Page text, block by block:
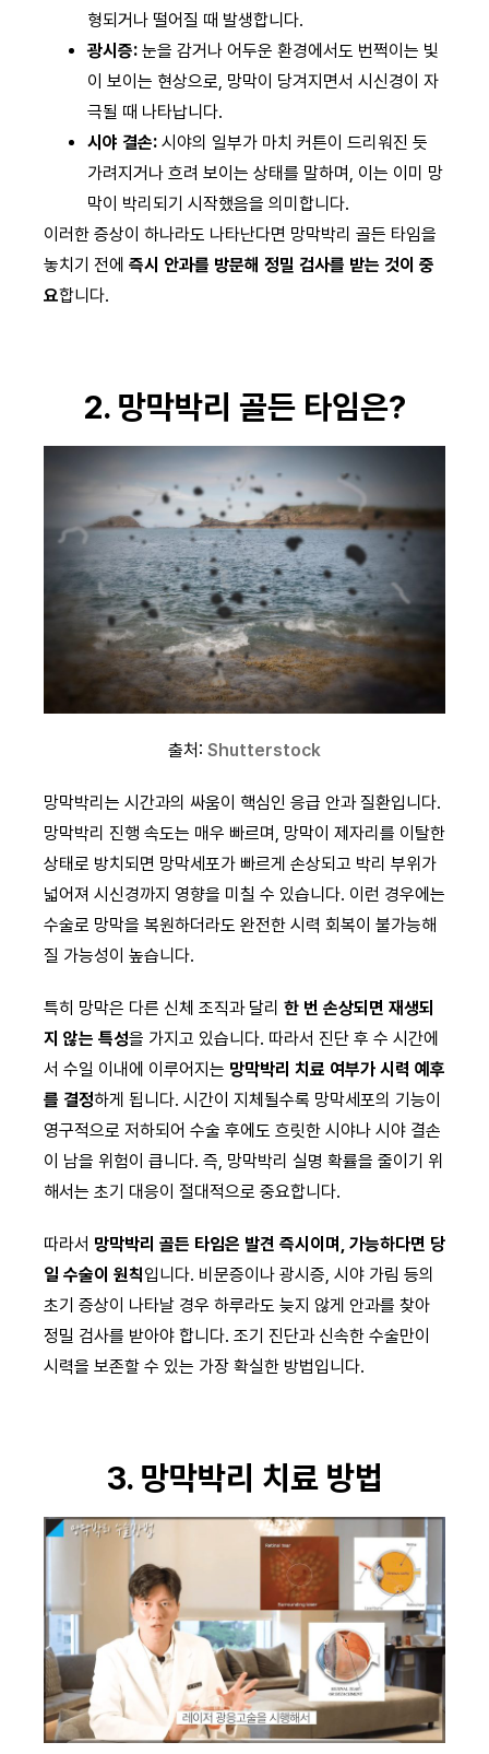
형되거나 떨어질 때 발생합니다.
광시증: 눈을 감거나 어두운 환경에서도 번쩍이는 빛
이 보이는 현상으로, 망막이 당겨지면서 시신경이 자
극될 때 나타납니다.
시야 결손: 시야의 일부가 마치 커튼이 드리워진 듯
가려지거나 흐려 보이는 상태를 말하며, 이는 이미 망
막이 박리되기 시작했음을 의미합니다.
이러한 증상이 하나라도 나타난다면 망막박리 골든 타임을
놓치기 전에 즉시 안과를 방문해 정밀 검사를 받는 것이 중
요합니다.
2. 망막박리 골든 타임은?
출처: Shutterstock
망막박리는 시간과의 싸움이 핵심인 응급 안과 질환입니다.
망막박리 진행 속도는 매우 빠르며, 망막이 제자리를 이탈한
상태로 방치되면 망막세포가 빠르게 손상되고 박리 부위가
넓어져 시신경까지 영향을 미칠 수 있습니다. 이런 경우에는
수술로 망막을 복원하더라도 완전한 시력 회복이 불가능해
질 가능성이 높습니다.
특히 망막은 다른 신체 조직과 달리 한 번 손상되면 재생되
지 않는 특성을 가지고 있습니다. 따라서 진단 후 수 시간에
서 수일 이내에 이루어지는 망막박리 치료 여부가 시력 예후
를 결정하게 됩니다. 시간이 지체될수록 망막세포의 기능이
영구적으로 저하되어 수술 후에도 흐릿한 시야나 시야 결손
이 남을 위험이 큽니다. 즉, 망막박리 실명 확률을 줄이기 위
해서는 초기 대응이 절대적으로 중요합니다.
따라서 망막박리 골든 타임은 발견 즉시이며, 가능하다면 당
일 수술이 원칙입니다. 비문증이나 광시증, 시야 가림 등의
초기 증상이 나타날 경우 하루라도 늦지 않게 안과를 찾아
정밀 검사를 받아야 합니다. 조기 진단과 신속한 수술만이
시력을 보존할 수 있는 가장 확실한 방법입니다.
3. 망막박리 치료 방법